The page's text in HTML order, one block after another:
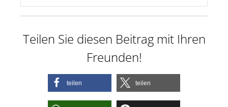
Teilen Sie diesen Beitrag mit Ihren
Freunden!
teilen teilen